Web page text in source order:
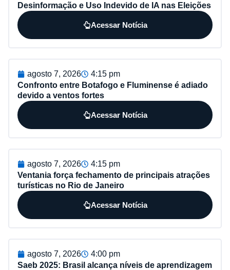
Desinformação e Uso Indevido de IA nas Eleições
Acessar Notícia
agosto 7, 2026
4:15 pm
Confronto entre Botafogo e Fluminense é adiado
devido a ventos fortes
Acessar Notícia
agosto 7, 2026
4:15 pm
Ventania força fechamento de principais atrações
turísticas no Rio de Janeiro
Acessar Notícia
agosto 7, 2026
4:00 pm
Saeb 2025: Brasil alcança níveis de aprendizagem